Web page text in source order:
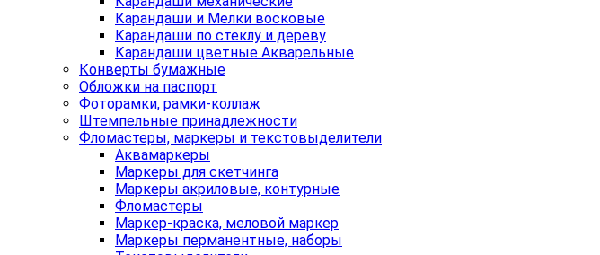
Карандаши и Мелки восковые
Карандаши по стеклу и дереву
Карандаши цветные Акварельные
Конверты бумажные
Обложки на паспорт
Фоторамки, рамки-коллаж
Штемпельные принадлежности
Фломастеры, маркеры и текстовыделители
Аквамаркеры
Маркеры для скетчинга
Маркеры акриловые, контурные
Фломастеры
Маркер-краска, меловой маркер
Маркеры перманентные, наборы